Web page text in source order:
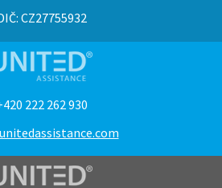
CZ27755932
222 262 930